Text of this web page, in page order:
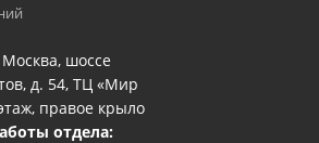
Москва, шоссе
д. 54, ТЦ «Мир
правое крыло
отдела: